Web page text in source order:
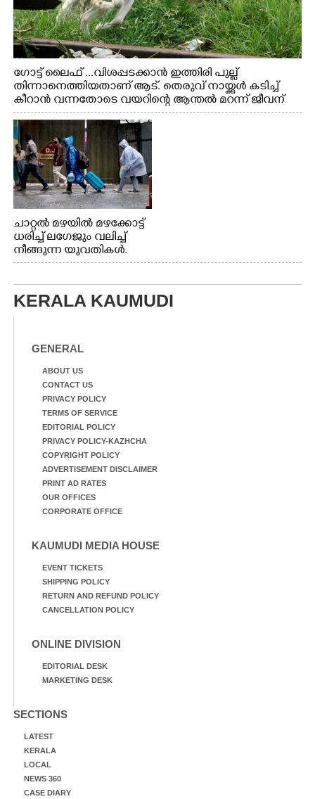
ഗോട്ട് ലൈഫ് ...വിശപ്പടക്കാൻ ഇത്തിരി പുല്ല്
തിന്നാനെത്തിയതാണ് ആട്. തെരുവ് നായ്ക്കൾ കടിച്ച്
കീറാൻ വന്നതോടെ വയറിന്റെ ആന്തൽ മറന്ന് ജീവന്
വേണ്ടിയായി ഓട്ടം. എറണാകുളം വാത്തുരുത്തിയിൽ
നിന്നുള്ള കാഴ്ച
ചാറ്റൽ മഴയിൽ മഴക്കോട്ട്
ധരിച്ച് ലഗേജും വലിച്ച്
നീങ്ങുന്ന യുവതികൾ.
എറണാകുളം മേനകയിൽ
KERALA KAUMUDI
GENERAL
ABOUT US
CONTACT US
PRIVACY POLICY
TERMS OF SERVICE
EDITORIAL POLICY
PRIVACY POLICY-KAZHCHA
COPYRIGHT POLICY
ADVERTISEMENT DISCLAIMER
PRINT AD RATES
OUR OFFICES
CORPORATE OFFICE
KAUMUDI MEDIA HOUSE
EVENT TICKETS
SHIPPING POLICY
RETURN AND REFUND POLICY
CANCELLATION POLICY
ONLINE DIVISION
EDITORIAL DESK
MARKETING DESK
SECTIONS
LATEST
KERALA
LOCAL
NEWS 360
CASE DIARY